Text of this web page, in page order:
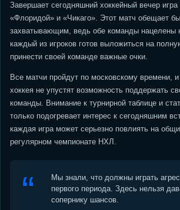
Завершает сегодняшний хоккейный вечер
«Флоридой» и «Чикаго». Этот матч обещает
захватывающим, ведь обе команды нацелены
каждый из игроков готов выложиться на
принести своей команде важные очки.
Все матчи пройдут по московскому времени, и
хоккея не упустят возможность поддержать
команды. Внимание к турнирной таблице и
только подогревает интерес к сегодняшним
каждая игра может серьезно повлиять на
регулярном чемпионате НХЛ.
Мы знали, что должны играть
первого периода. Здесь нельзя
сопернику шансов.